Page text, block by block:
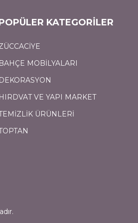
KATEGORİLER
BAHÇE MOBİLYALARI
DEKORASYON
HIRDVAT VE YAPI MARKET
ÜRÜNLERİ